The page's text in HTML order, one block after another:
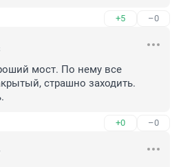
+5 –0
мост. По нему все
страшно заходить.
+0 –0